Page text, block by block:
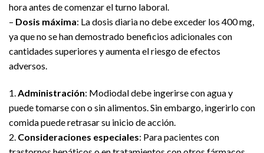
hora antes de comenzar el turno laboral.
– Dosis máxima: La dosis diaria no debe exceder los 400 mg,
ya que no se han demostrado beneficios adicionales con
cantidades superiores y aumenta el riesgo de efectos
adversos.
1. Administración: Modiodal debe ingerirse con agua y
puede tomarse con o sin alimentos. Sin embargo, ingerirlo con
comida puede retrasar su inicio de acción.
2. Consideraciones especiales: Para pacientes con